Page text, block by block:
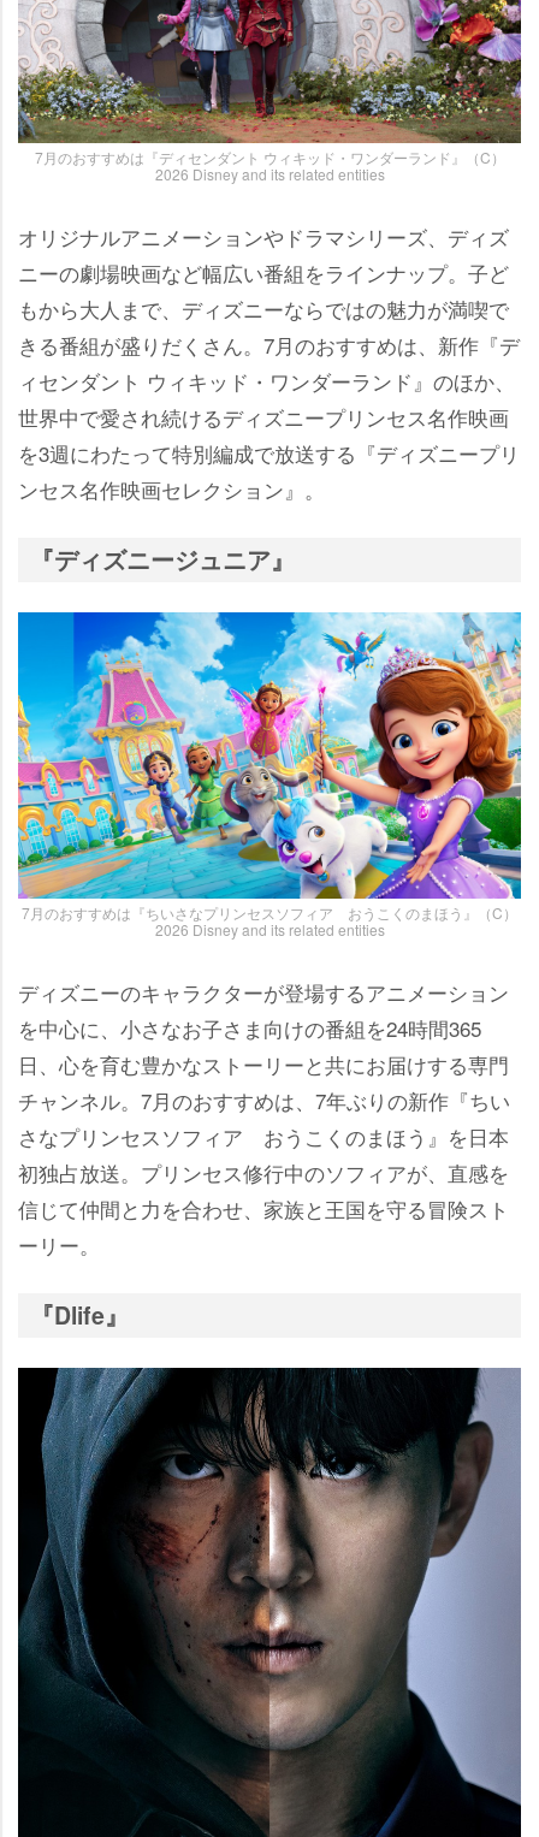
7月のおすすめは『ディセンダント ウィキッド・ワンダーランド』（C）
2026 Disney and its related entities
オリジナルアニメーションやドラマシリーズ、ディズ
ニーの劇場映画など幅広い番組をラインナップ。子ど
もから大人まで、ディズニーならではの魅力が満喫で
きる番組が盛りだくさん。7月のおすすめは、新作『デ
ィセンダント ウィキッド・ワンダーランド』のほか、
世界中で愛され続けるディズニープリンセス名作映画
を3週にわたって特別編成で放送する『ディズニープリ
ンセス名作映画セレクション』。
『ディズニージュニア』
7月のおすすめは『ちいさなプリンセスソフィア おうこくのまほう』（C）
2026 Disney and its related entities
ディズニーのキャラクターが登場するアニメーション
を中心に、小さなお子さま向けの番組を24時間365
日、心を育む豊かなストーリーと共にお届けする専門
チャンネル。7月のおすすめは、7年ぶりの新作『ちい
さなプリンセスソフィア おうこくのまほう』を日本
初独占放送。プリンセス修行中のソフィアが、直感を
信じて仲間と力を合わせ、家族と王国を守る冒険スト
ーリー。
『Dlife』